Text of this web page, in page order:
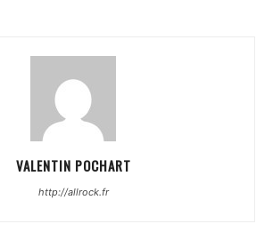
VALENTIN POCHART
http://allrock.fr